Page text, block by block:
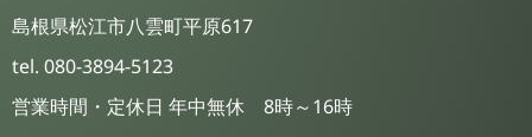
島根県松江市八雲町平原617
tel. 080-3894-5123
営業時間・定休日 年中無休 8時～16時